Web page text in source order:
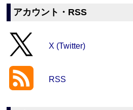
アカウント・RSS
X (Twitter)
RSS